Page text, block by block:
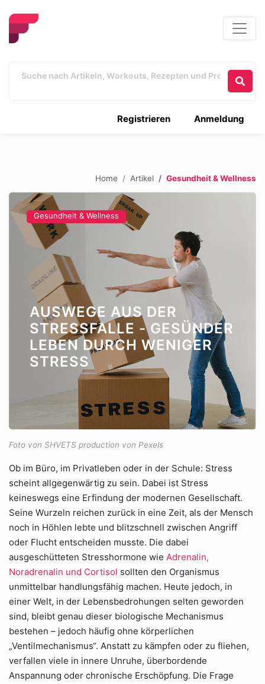
Anmeldung
Registrieren
Home Artikel Gesundheit & Wellness
Gesundheit & Wellness
AUSWEGE AUS DER
STRESSFALLE - GESÜNDER
LEBEN DURCH WENIGER
STRESS
Foto von SHVETS production von Pexels
Ob im Büro, im Privatleben oder in der Schule: Stress
scheint allgegenwärtig zu sein. Dabei ist Stress
keineswegs eine Erfindung der modernen Gesellschaft.
Seine Wurzeln reichen zurück in eine Zeit, als der Mensch
noch in Höhlen lebte und blitzschnell zwischen Angriff
oder Flucht entscheiden musste. Die dabei
ausgeschütteten Stresshormone wie Adrenalin,
Noradrenalin und Cortisol sollten den Organismus
unmittelbar handlungsfähig machen. Heute jedoch, in
einer Welt, in der Lebensbedrohungen selten geworden
sind, bleibt genau dieser biologische Mechanismus
bestehen – jedoch häufig ohne körperlichen
„Ventilmechanismus“. Anstatt zu kämpfen oder zu fliehen,
verfallen viele in innere Unruhe, überbordende
Anspannung oder chronische Erschöpfung. Die Frage